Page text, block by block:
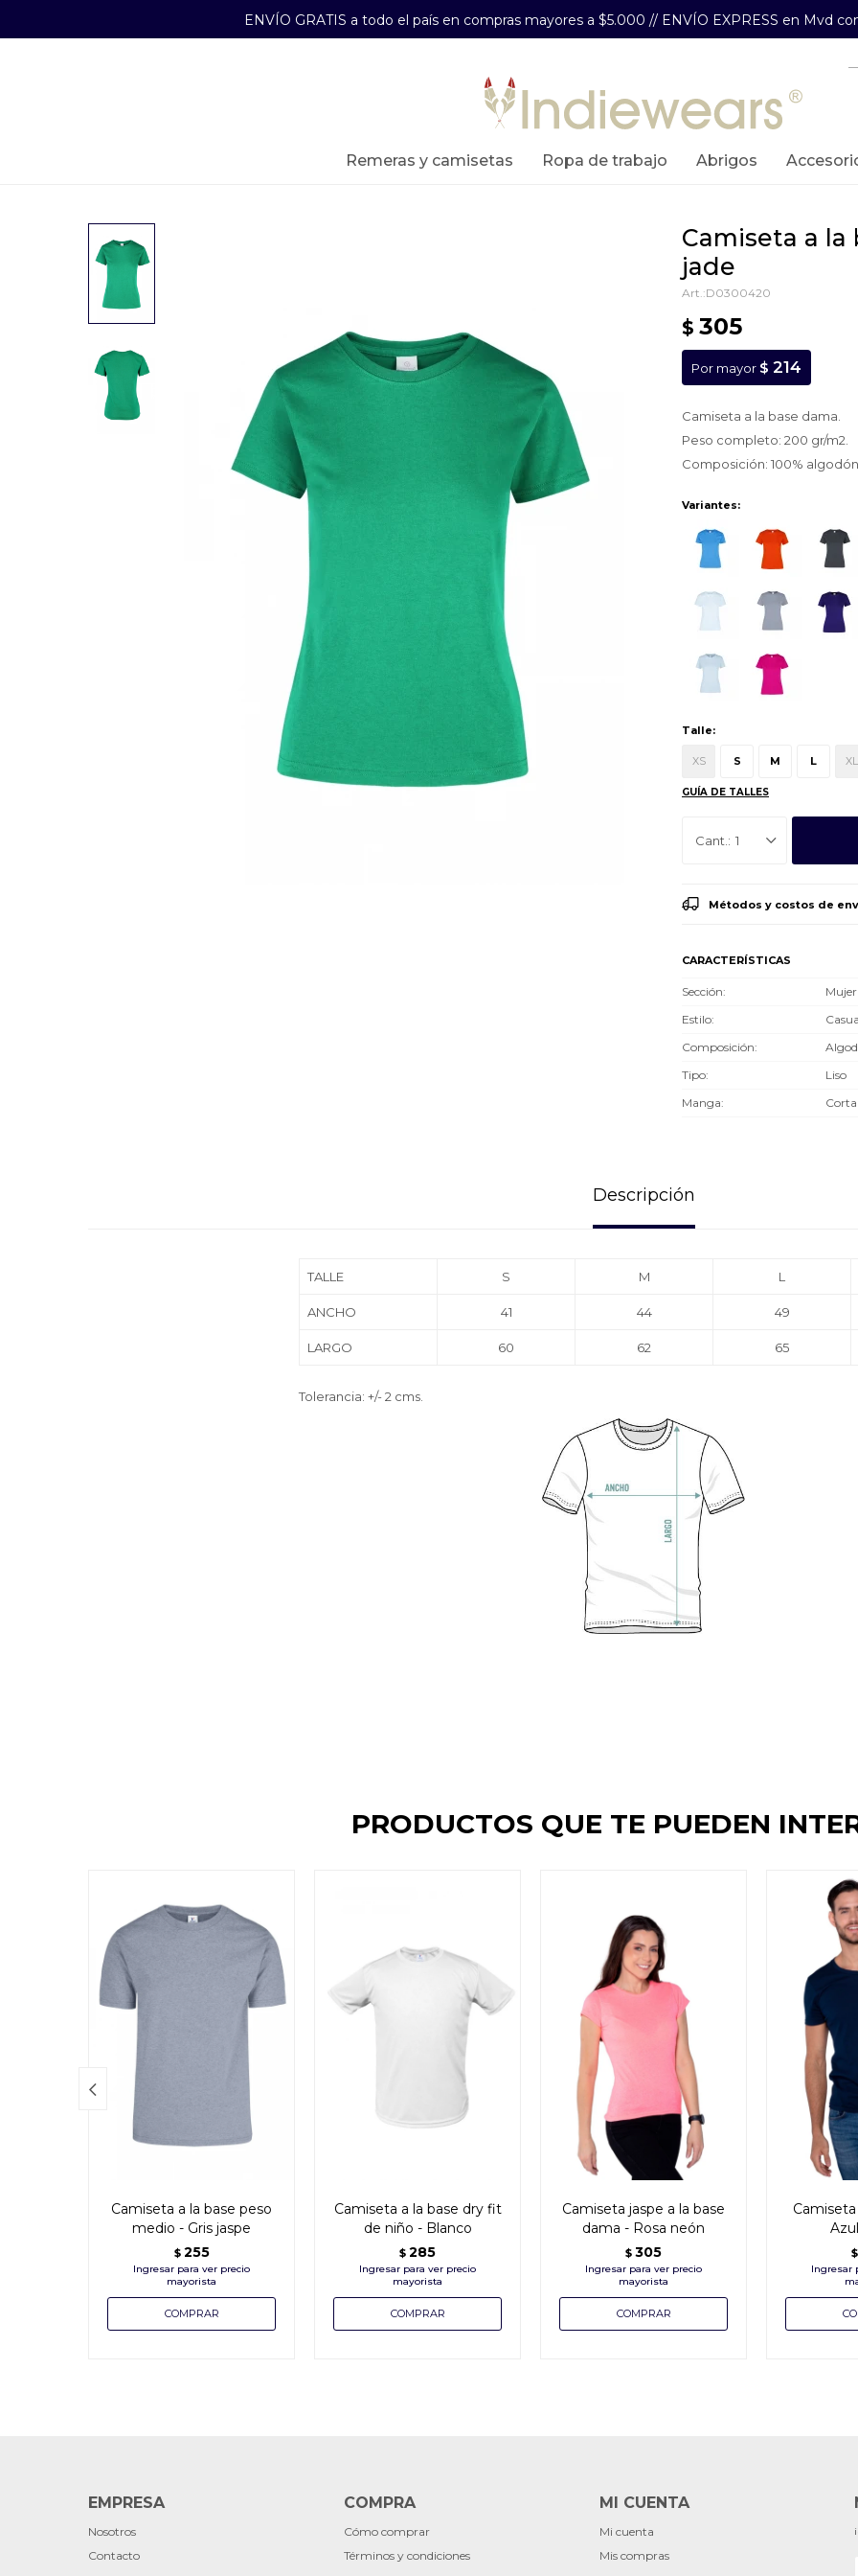
ENVÍO GRATIS a todo el país en compras mayores a $5.000 // ENVÍO EXPRESS en Mvd
remeras y camisetas ropa de trabajo abrigos
camiseta a la base dama - verde
jade
D0300420
$ 305
Por mayor $ 214
Camiseta a la base dama.
Peso completo: 200 gr/m2.
Composición: 100%
Variantes:
Talle:
XS S M L XL
GUÍA DE TALLES
1
Métodos y costos de
CARACTERÍSTICAS
Sección
Mujer
Estilo
Composición
Tipo
Liso
Manga
Corta
Descripción
TALLE S M L
ANCHO 41 44 49
LARGO 60 62 65
Tolerancia: +/- 2 cms.
PRODUCTOS QUE TE PUEDEN
Camiseta a la base peso
medio - Gris jaspe
$ 255
Camiseta a la base dry fit
de niño - Blanco
$ 285
Camiseta jaspe a la base
dama - Rosa neón
$ 305 $

EMPRESA
Nosotros
Contacto
COMPRA
Cómo comprar
Términos y condiciones
MI CUENTA
Mi cuenta
Mis compras